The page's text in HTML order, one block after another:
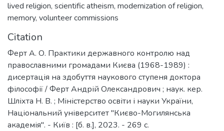
lived religion, scientific atheism, modernization of religion,
memory, volunteer commissions
Citation
Ферт А. О. Практики державного контролю над
православними громадами Києва (1968-1989) :
дисертація на здобуття наукового ступеня доктора
філософії / Ферт Андрій Олександрович ; наук. кер.
Шліхта Н. В. ; Міністерство освіти і науки України,
Національний університет "Києво-Могилянська
академія". - Київ : [б. в.], 2023. - 269 c.